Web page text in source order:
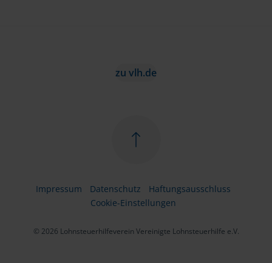
zu vlh.de
Impressum Datenschutz
Haftungsausschluss
Cookie-Einstellungen
© 2026 Lohnsteuerhilfeverein Vereinigte Lohnsteuerhilfe e.V.